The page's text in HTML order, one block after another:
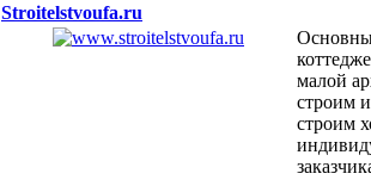
Stroitelstvoufa.ru
малой
строим
строим